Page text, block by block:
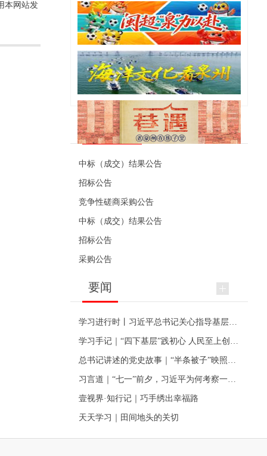
本网站发
便民资讯
中标（成交）结果公告
招标公告
竞争性磋商采购公告
中标（成交）结果公告
招标公告
采购公告
要闻
壹视界·知行记｜巧手绣出幸福路
天天学习｜田间地头的关切